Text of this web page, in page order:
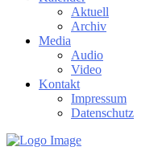
Aktuell
Archiv
Media
Audio
Video
Kontakt
Impressum
Datenschutz